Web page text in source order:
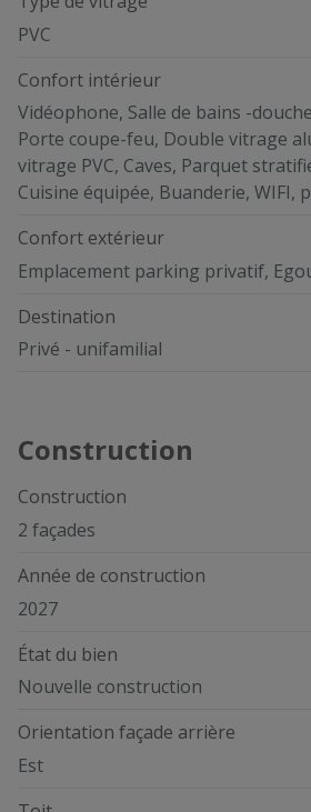
PVC
Confort intérieur
Vidéophone, Salle de bains -
Porte coupe-feu, Double vitrage
vitrage PVC, Caves, Parquet
Cuisine équipée, Buanderie,
Confort extérieur
Emplacement parking privatif,
Destination
Privé - unifamilial
Construction
Construction
2 façades
Année de construction
2027
État du bien
Nouvelle construction
Orientation façade arrière
Est